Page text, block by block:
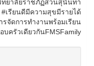
ทยาลัยราชภัฏสวนสุนันทา
#เรียนดีมีความสุขมีรายได้
จัดการทำงานพร้อมเรียน
บครัวเดียวกันFMSFamily